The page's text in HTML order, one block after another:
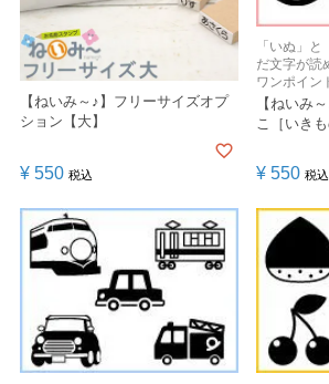
【ねいみ～♪】フリーサイズオプ
ション【大】
¥ 550 税込
「いぬ」
だ文字が読
ワンポイン
【ねいみ
こ［いきも
¥ 550 税込